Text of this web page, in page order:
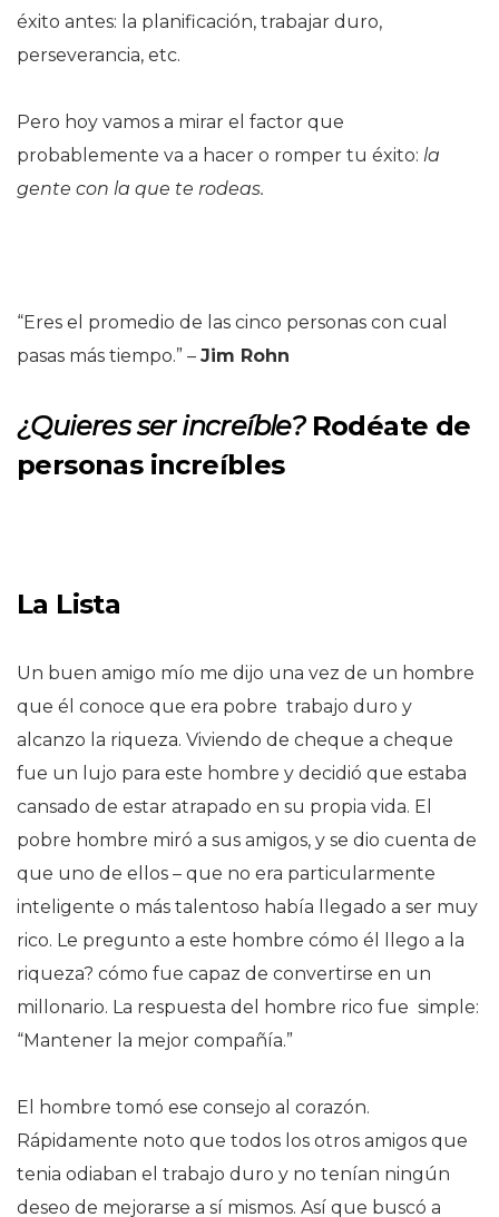
éxito antes: la planificación, trabajar duro,
perseverancia, etc.
Pero hoy vamos a mirar el factor que
probablemente va a hacer o romper tu éxito: la
gente con la que te rodeas.
“Eres el promedio de las cinco personas con cual
pasas más tiempo.” – Jim Rohn
¿Quieresser increíble? Rodéate de
personas increíbles
La Lista
Un buen amigo mío me dijo una vez de un hombre
que él conoce que era pobre trabajo duro y
alcanzo la riqueza. Viviendo de cheque a cheque
fue un lujo para este hombre y decidió que estaba
cansado de estar atrapado en su propia vida. El
pobre hombre miró a sus amigos, y se dio cuenta de
que uno de ellos – que no era particularmente
inteligente o más talentoso había llegado a ser muy
rico. Le pregunto a este hombre cómo él llego a la
riqueza? cómo fue capaz de convertirse en un
millonario. La respuesta del hombre rico fue simple:
“Mantener la mejor compañía.”
El hombre tomó ese consejo al corazón.
Rápidamente noto que todos los otros amigos que
tenia odiaban el trabajo duro y no tenían ningún
deseo de mejorarse a sí mismos. Así que buscó a